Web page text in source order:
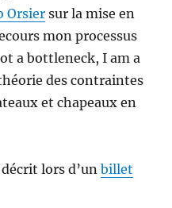
Orsier sur la mise en
mon processus
a bottleneck, I am a
des contraintes
et chapeaux en
décrit lors d’unbillet